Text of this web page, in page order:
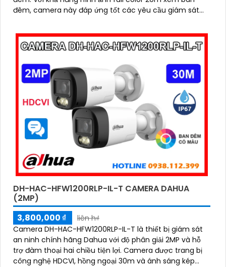
đêm, camera này đáp ứng tốt các yêu cầu giám sát
DH-HAC-HFW1200RLP-IL-T CAMERA DAHUA
(2MP)
3,800,000 ₫
liên h₫
Camera DH-HAC-HFW1200RLP-IL-T là thiết bị giám sát
an ninh chính hãng Dahua với độ phân giải 2MP và hỗ
trợ đàm thoại hai chiều tiện lợi. Camera được trang bị
công nghệ HDCVI, hồng ngoại 30m và ánh sáng kép